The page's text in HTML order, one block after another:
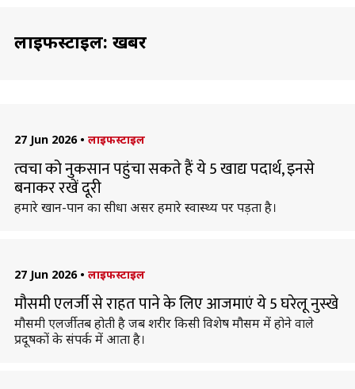
लाइफस्टाइल: खबरें
27 Jun 2026 • लाइफस्टाइल
त्वचा को नुकसान पहुंचा सकते हैं ये 5 खाद्य पदार्थ, इनसे
बनाकर रखें दूरी
हमारे खान-पान का सीधा असर हमारे स्वास्थ्य पर पड़ता है।
27 Jun 2026 • लाइफस्टाइल
मौसमी एलर्जी से राहत पाने के लिए आजमाएं ये 5 घरेलू नुस्खे
मौसमी एलर्जी तब होती है जब शरीर किसी विशेष मौसम में होने वाले
प्रदूषकों के संपर्क में आता है।